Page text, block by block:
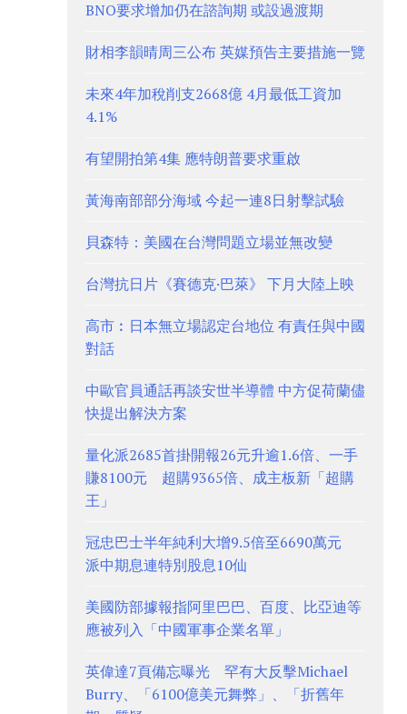
BNO要求增加仍在諮詢期 或設過渡期
財相李韻晴周三公布 英媒預告主要措施一覽
未來4年加稅削支2668億 4月最低工資加
4.1%
有望開拍第4集 應特朗普要求重啟
黃海南部部分海域 今起一連8日射擊試驗
貝森特：美國在台灣問題立場並無改變
台灣抗日片《賽德克·巴萊》 下月大陸上映
高市︰日本無立場認定台地位 有責任與中國
對話
中歐官員通話再談安世半導體 中方促荷蘭儘
快提出解決方案
量化派2685首掛開報26元升逾1.6倍、一手
賺8100元 超購9365倍、成主板新「超購
王」
冠忠巴士半年純利大增9.5倍至6690萬元
派中期息連特別股息10仙
美國防部據報指阿里巴巴、百度、比亞迪等
應被列入「中國軍事企業名單」
英偉達7頁備忘曝光 罕有大反擊Michael
Burry、「6100億美元舞弊」、「折舊年